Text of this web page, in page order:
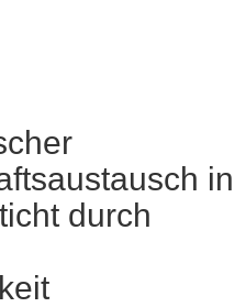
in
durch